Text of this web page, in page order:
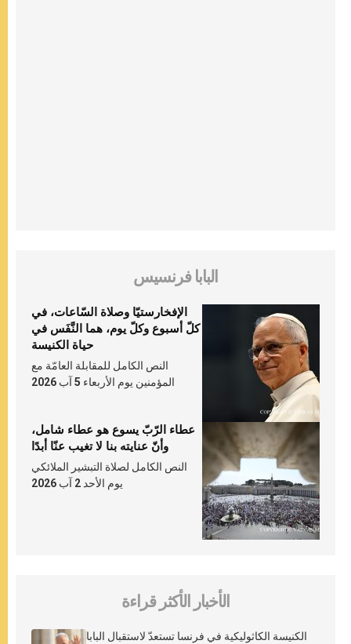
البابا فرنسيس
الإفخارستيّا وصلاة السّاعات، في
كلّ أسبوع وكلّ يوم، هما النَّفَس في
حياة الكنيسة
النص الكامل للمقابلة العامّة مع
المؤمنين يوم الأربعاء 5 آب 2026
عطاء الرّبّ يسوع هو عطاء شامل،
وأنّ عنايته بنا لا تغيب عنّا أبدًا
النص الكامل لصلاة التبشير الملائكي
يوم الأحد 2 آب 2026
الأخبار الأكثر قراءة
الكنيسة الكاثوليكية في فرنسا تستعدّ لاستقبال البابا